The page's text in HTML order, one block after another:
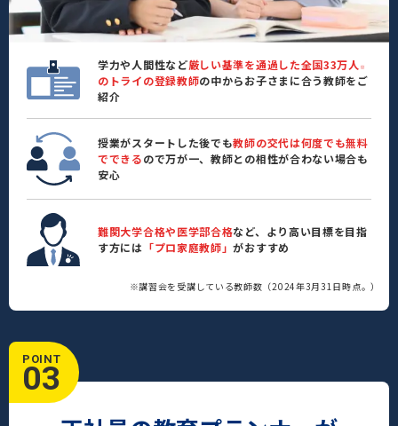
学力や人間性など厳しい基準を通過した全国33万人 ※
のトライの登録教師の中からお子さまに合う教師をご
紹介
授業がスタートした後でも教師の交代は何度でも無料
でできるので万が一、教師との相性が合わない場合も
安心
難関大学合格や医学部合格など、より高い目標を目指
す方には 「プロ家庭教師」がおすすめ
※講習会を受講している教師数（2024年3月31日時点。）
POINT
03